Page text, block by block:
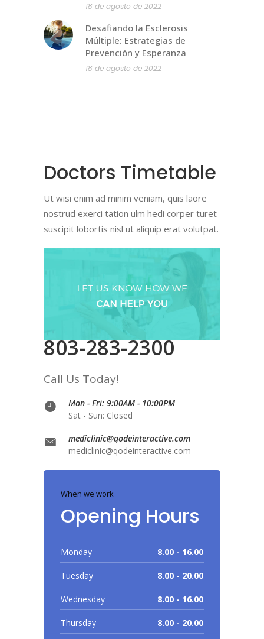
18 de agosto de 2022
Desafiando la Esclerosis
Múltiple: Estrategias de
Prevención y Esperanza
18 de agosto de 2022
Doctors Timetable
Ut wisi enim ad minim veniam, quis laore
nostrud exerci tation ulm hedi corper turet
suscipit lobortis nisl ut aliquip erat volutpat.
803-283-2300
Call Us Today!
Mon - Fri: 9:00AM - 10:00PM
Sat - Sun: Closed
mediclinic@qodeinteractive.com
mediclinic@qodeinteractive.com
When we work
Opening Hours
Monday 8.00 - 16.00
Tuesday 8.00 - 20.00
Wednesday 8.00 - 16.00
Thursday 8.00 - 20.00